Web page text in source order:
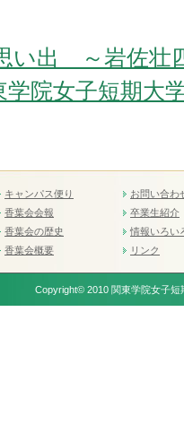
い出 ～岩佐壮
学院女子短期大
キャンパス便り
香葉会会報
香葉会の歴史
香葉会概要
お問い合わ
卒業生紹介
情報いろい
リンク
Copyright© 2010 関東学院女子